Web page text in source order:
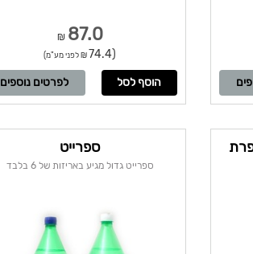
87.0
₪
(74.4 ₪ לפני מע"מ)
לפרטים נוספים
ספרייט
ספרייט גדול מגיע באריזות של 6 בלבד